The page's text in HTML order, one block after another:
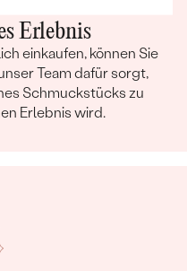
Erlebnis
einkaufen, können Sie
Team dafür sorgt,
Schmuckstücks zu
Erlebnis wird.